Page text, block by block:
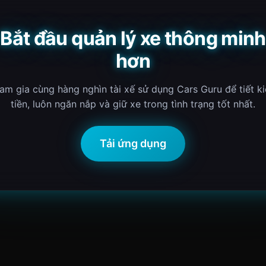
Bắt đầu quản lý xe thông minh
hơn
gia cùng hàng nghìn tài xế sử dụng Cars Guru để tiết
tiền, luôn ngăn nắp và giữ xe trong tình trạng tốt nhất.
Tải ứng dụng